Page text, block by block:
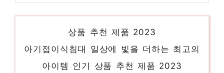
상품 추천 제품 2023
아기접이식침대 일상에 빛을 더하는 최고의
아이템 인기 상품 추천 제품 2023